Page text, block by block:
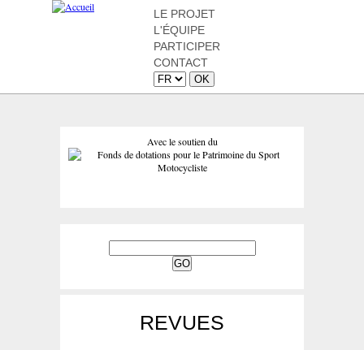
LE PROJET
L'ÉQUIPE
PARTICIPER
CONTACT
Avec le soutien du
REVUES